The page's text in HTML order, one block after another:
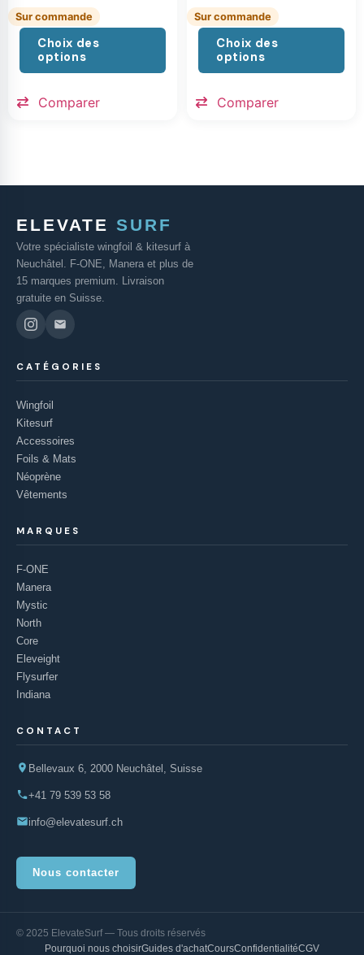
Sur commande
Choix des
options
Comparer
Sur commande
Choix des
options
Comparer
ELEVATE SURF
Votre spécialiste wingfoil & kitesurf à
Neuchâtel. F-ONE, Manera et plus de
15 marques premium. Livraison
gratuite en Suisse.
CATÉGORIES
Wingfoil
Kitesurf
Accessoires
Foils & Mats
Néoprène
Vêtements
MARQUES
F-ONE
Manera
Mystic
North
Core
Eleveight
Flysurfer
Indiana
CONTACT
Bellevaux 6, 2000 Neuchâtel, Suisse
+41 79 539 53 58
info@elevatesurf.ch
Nous contacter
© 2025 ElevateSurf — Tous droits réservés
Pourquoi nous choisirGuides d'achatCoursConfidentialitéCGV